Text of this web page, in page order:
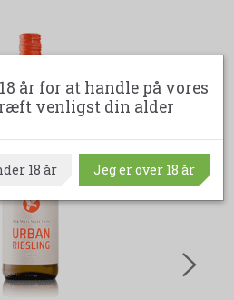
år for at handle på vores
venligst din alder
18 år Jeg er over 18 år